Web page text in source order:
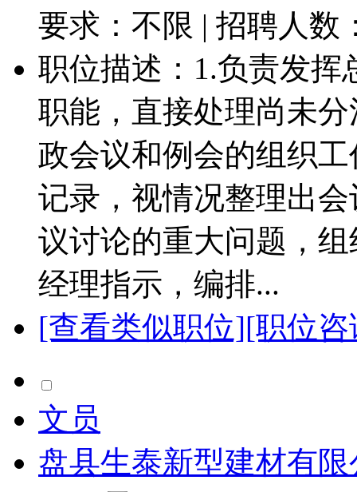
要求：不限 | 招聘人数
职位描述：1.负责发挥
职能，直接处理尚未
政会议和例会的组织
记录，视情况整理出
议讨论的重大问题，
经理指示，编排...
[查看类似职位][职位
文员
盘县生泰新型建材有限